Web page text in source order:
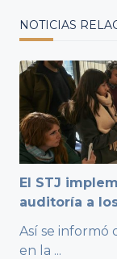
NOTICIAS
El STJ
auditoría a
Así se informó
en la ...